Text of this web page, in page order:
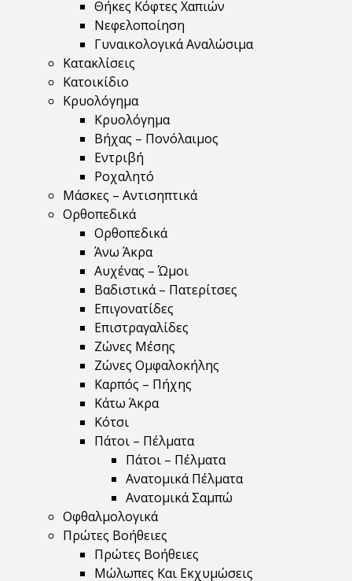
Θήκες Κόφτες Χαπιών
Νεφελοποίηση
Γυναικολογικά Αναλώσιμα
Κατακλίσεις
Κατοικίδιο
Κρυολόγημα
Κρυολόγημα
Βήχας – Πονόλαιμος
Εντριβή
Ροχαλητό
Μάσκες – Αντισηπτικά
Ορθοπεδικά
Ορθοπεδικά
Άνω Άκρα
Αυχένας – Ώμοι
Βαδιστικά – Πατερίτσες
Επιγονατίδες
Επιστραγαλίδες
Ζώνες Μέσης
Ζώνες Ομφαλοκήλης
Καρπός – Πήχης
Κάτω Άκρα
Κότσι
Πάτοι – Πέλματα
Πάτοι – Πέλματα
Ανατομικά Πέλματα
Ανατομικά Σαμπώ
Οφθαλμολογικά
Πρώτες Βοήθειες
Πρώτες Βοήθειες
Μώλωπες Και Εκχυμώσεις